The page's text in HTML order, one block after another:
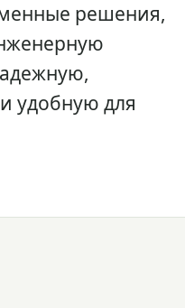
решения,
удобную для